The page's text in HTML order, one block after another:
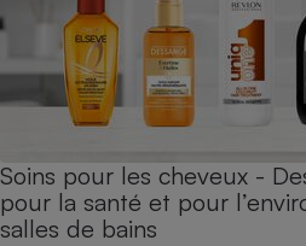
Soins pour les cheveux -
pour la santé et pour
salles de bains